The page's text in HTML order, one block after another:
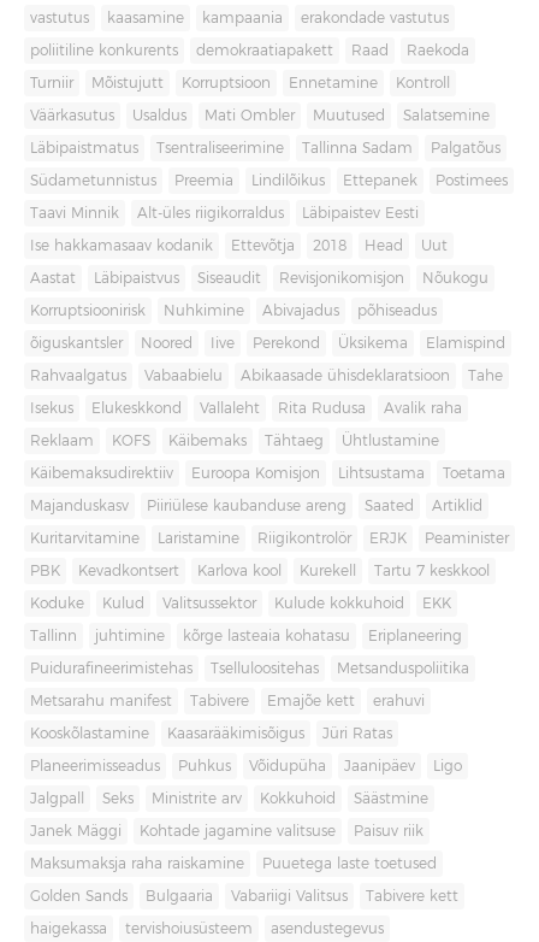
vastutus kaasamine kampaania erakondade vastutus
poliitiline konkurents demokraatiapakett Raad Raekoda
Turniir Mõistujutt Korruptsioon Ennetamine Kontroll
Väärkasutus Usaldus Mati Ombler Muutused Salatsemine
Läbipaistmatus Tsentraliseerimine Tallinna Sadam Palgatõus
Südametunnistus Preemia Lindilõikus Ettepanek Postimees
Taavi Minnik Alt-üles riigikorraldus Läbipaistev Eesti
Ise hakkamasaav kodanik Ettevõtja 2018 Head Uut
Aastat Läbipaistvus Siseaudit Revisjonikomisjon Nõukogu
Korruptsioonirisk Nuhkimine Abivajadus põhiseadus
õiguskantsler Noored Iive Perekond Üksikema Elamispind
Rahvaalgatus Vabaabielu Abikaasade ühisdeklaratsioon Tahe
Isekus Elukeskkond Vallaleht Rita Rudusa Avalik raha
Reklaam KOFS Käibemaks Tähtaeg Ühtlustamine
Käibemaksudirektiiv Euroopa Komisjon Lihtsustama Toetama
Majanduskasv Piiriülese kaubanduse areng Saated Artiklid
Kuritarvitamine Laristamine Riigikontrolör ERJK Peaminister
PBK Kevadkontsert Karlova kool Kurekell Tartu 7 keskkool
Koduke Kulud Valitsussektor Kulude kokkuhoid EKK
Tallinn juhtimine kõrge lasteaia kohatasu Eriplaneering
Puidurafineerimistehas Tselluloositehas Metsanduspoliitika
Metsarahu manifest Tabivere Emajõe kett erahuvi
Kooskõlastamine Kaasarääkimisõigus Jüri Ratas
Planeerimisseadus Puhkus Võidupüha Jaanipäev Ligo
Jalgpall Seks Ministrite arv Kokkuhoid Säästmine
Janek Mäggi Kohtade jagamine valitsuse Paisuv riik
Maksumaksja raha raiskamine Puuetega laste toetused
Golden Sands Bulgaaria Vabariigi Valitsus Tabivere kett
haigekassa tervishoiusüsteem asendustegevus